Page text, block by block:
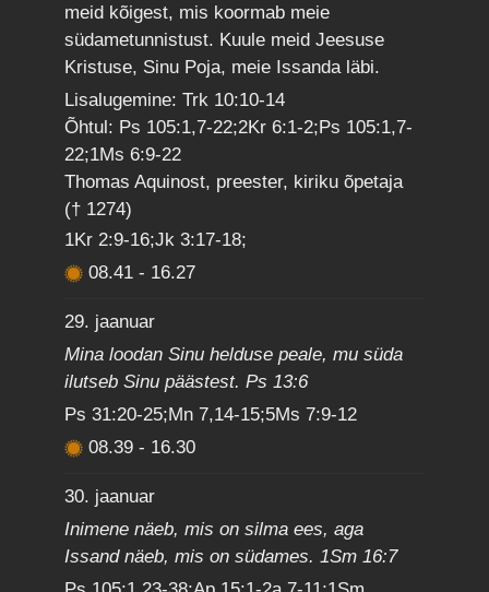
meid kõigest, mis koormab meie
südametunnistust. Kuule meid Jeesuse
Kristuse, Sinu Poja, meie Issanda läbi.
Lisalugemine: Trk 10:10-14
Õhtul: Ps 105:1,7-22;2Kr 6:1-2;Ps 105:1,7-
22;1Ms 6:9-22
Thomas Aquinost, preester, kiriku õpetaja
(† 1274)
1Kr 2:9-16;Jk 3:17-18;
08.41- 16.27
29. jaanuar
Mina loodan Sinu helduse peale, mu süda
ilutseb Sinu päästest. Ps 13:6
Ps 31:20-25;Mn 7,14-15;5Ms 7:9-12
08.39- 16.30
30. jaanuar
Inimene näeb, mis on silma ees, aga
Issand näeb, mis on südames. 1Sm 16:7